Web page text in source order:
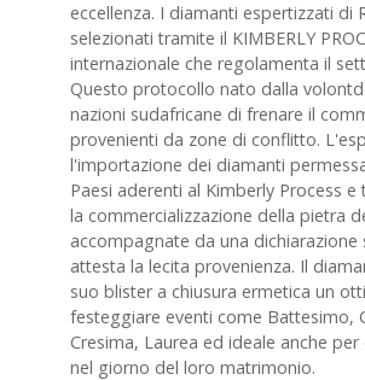
eccellenza. I diamanti espertizzati di
selezionati tramite il KIMBERLY
internazionale che regolamenta il
Questo protocollo nato dalla
nazioni sudafricane di frenare il
provenienti da zone di conflitto.
l'importazione dei diamanti
Paesi aderenti al Kimberly Process
la commercializzazione della pietra
accompagnate da una dichiarazione
attesta la lecita provenienza. Il
suo blister a chiusura ermetica un
festeggiare eventi come Battesimo,
Cresima, Laurea ed ideale anche
nel giorno del loro matrimonio.